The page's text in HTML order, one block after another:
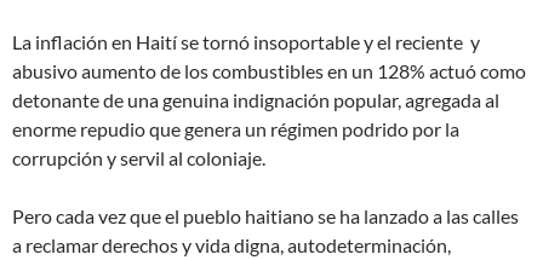
La inflación en Haití se tornó insoportable y el reciente y
abusivo aumento de los combustibles en un 128% actuó como
detonante de una genuina indignación popular, agregada al
enorme repudio que genera un régimen podrido por la
corrupción y servil al coloniaje.
Pero cada vez que el pueblo haitiano se ha lanzado a las calles
a reclamar derechos y vida digna, autodeterminación,